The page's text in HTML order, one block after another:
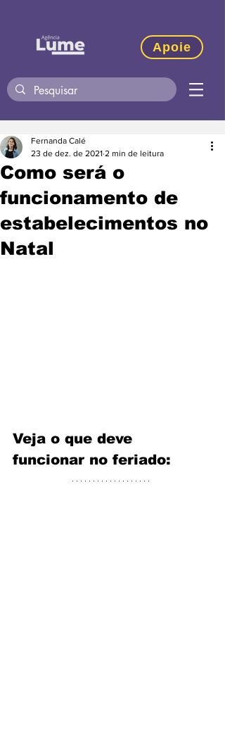
Apoie
Como será o
funcionamento de
estabelecimentos no
Natal
Fernanda Calé
23 de dez. de 2021 2 min de leitura
Veja o que deve
funcionar no feriado: